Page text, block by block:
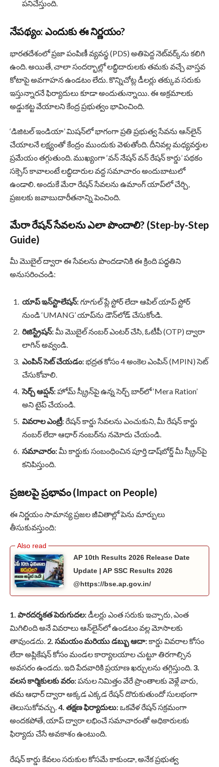
పనిచేస్తుంది.
నేపథ్యం: ఎందుకు ఈ నిర్ణయం?
భారతదేశంలో ప్రజా పంపిణీ వ్యవస్థ (PDS) అతిపెద్ద నెట్‌వర్క్‌ను కలిగి
ఉంది. అయితే, చాలా సందర్భాల్లో లబ్ధిదారులకు తమకు వచ్చే వాస్తవ
కోటాపై అవగాహన ఉండటం లేదు. కొన్నిచోట్ల డీలర్లు తక్కువ సరుకు
ఇస్తున్నారనే ఫిర్యాదులు కూడా అందుతున్నాయి. ఈ అక్రమాలకు
అడ్డుకట్ట వేయాలని కేంద్ర ప్రభుత్వం భావించింది.
‘డిజిటల్ ఇండియా’ మిషన్‌లో భాగంగా ప్రతి ప్రభుత్వ సేవను ఆన్‌లైన్
చేయాలనే లక్ష్యంతో కేంద్రం ముందుకు వెళుతోంది. దీనివల్ల మధ్యవర్తుల
ప్రమేయం తగ్గుతుంది. ముఖ్యంగా ‘వన్ నేషన్ వన్ రేషన్ కార్డు’ పథకం
సక్సెస్ కావాలంటే లబ్ధిదారుల వద్ద సమాచారం అందుబాటులో
ఉండాలి. అందుకే మేరా రేషన్ సేవలను ఉమాంగ్ యాప్‌లో చేర్చి,
ప్రజలకు జవాబుదారీతనాన్ని పెంచింది.
మేరా రేషన్ సేవలను ఎలా పొందాలి? (Step-by-Step
Guide)
మీ మొబైల్ ద్వారా ఈ సేవలను పొందడానికి ఈ క్రింది పద్ధతిని
అనుసరించండి:
యాప్ ఇన్‌స్టాలేషన్:గూగుల్ ప్లే స్టోర్ లేదా ఆపిల్ యాప్ స్టోర్
నుండి ‘UMANG’ యాప్‌ను డౌన్‌లోడ్ చేసుకోండి.
రిజిస్ట్రేషన్:మీ మొబైల్ నంబర్ ఎంటర్ చేసి, ఓటీపీ (OTP) ద్వారా
లాగిన్ అవ్వండి.
ఎంపిన్ సెట్ చేయడం:భద్రత కోసం 4 అంకెల ఎంపిన్ (MPIN) సెట్
చేసుకోవాలి.
సెర్చ్ ఆప్షన్:హోమ్ స్క్రీన్‌పై ఉన్న సెర్చ్ బార్‌లో ‘Mera Ration’
అని టైప్ చేయండి.
వివరాల ఎంట్రీ:రేషన్ కార్డు సేవలను ఎంచుకుని, మీ రేషన్ కార్డు
నంబర్ లేదా ఆధార్ నంబర్‌ను నమోదు చేయండి.
సమాచారం:మీ కార్డుకు సంబంధించిన పూర్తి డాష్‌బోర్డ్ మీ స్క్రీన్‌పై
కనిపిస్తుంది.
ప్రజలపై ప్రభావం (Impact on People)
ఈ నిర్ణయం సామాన్య ప్రజల జీవితాల్లో పెను మార్పులు
తీసుకువస్తుంది:
AP 10th Results 2026 Release Date
Update | AP SSC Results 2026
@https://bse.ap.gov.in/
1. పారదర్శకత పెరుగుదల:డీలర్లు ఎంత సరుకు ఇచ్చారు, ఎంత
మిగిలింది అనే వివరాలు ఆన్‌లైన్‌లో ఉండటం వల్ల మోసాలకు
తావుండదు. 2. సమయం మరియు డబ్బు ఆదా:కార్డు వివరాల కోసం
లేదా అప్లికేషన్ కోసం మండల కార్యాలయాల చుట్టూ తిరగాల్సిన
అవసరం ఉండదు. ఇది పేదవారికి ప్రయాణ ఖర్చులను తగ్గిస్తుంది. 3.
వలస కార్మికులకు వరం:పనుల నిమిత్తం వేరే ప్రాంతాలకు వెళ్లే వారు,
తమ ఆధార్ ద్వారా అక్కడ ఎక్కడ రేషన్ దొరుకుతుందో సులభంగా
తెలుసుకోవచ్చు.4. తక్షణ ఫిర్యాదులు:ఒకవేళ రేషన్ సక్రమంగా
అందకపోతే, యాప్ ద్వారా లభించే సమాచారంతో అధికారులకు
ఫిర్యాదు చేసే అవకాశం ఉంటుంది.
రేషన్ కార్డు కేవలం సరుకుల కోసమే కాకుండా, అనేక ప్రభుత్వ